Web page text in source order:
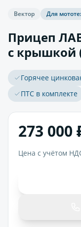
Вектор Для
Прицеп
с крышкой
Горячее
ПТС в комплекте
273 000
Цена с учётом